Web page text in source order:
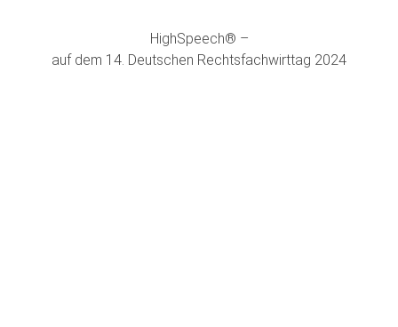
HighSpeech® –
auf dem 14. Deutschen Rechtsfachwirttag 2024